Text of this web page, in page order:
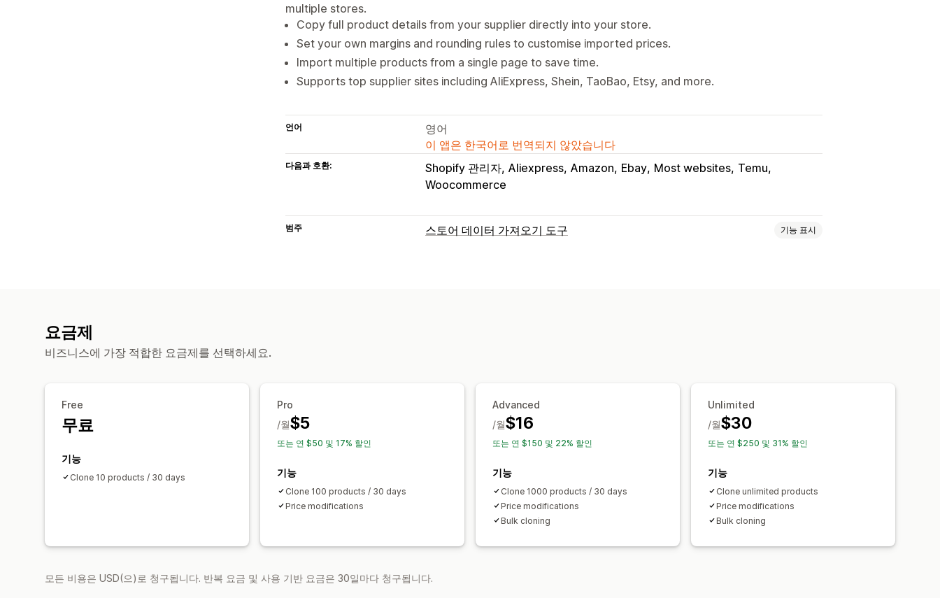
multiple stores.
Copy full product details from your supplier directly into your store.
Set your own margins and rounding rules to customise imported prices.
Import multiple products from a single page to save time.
Supports top supplier sites including AliExpress, Shein, TaoBao, Etsy, and more.
언어
영어
이 앱은 한국어로 번역되지 않았습니다
다음과 호환: Shopify 관리자 Aliexpress Amazon Ebay Most websites Temu
Woocommerce
범주 스토어 데이터 가져오기 도구 기능 표시
요금제
비즈니스에 가장 적합한 요금제를 선택하세요.
Free
무료
기능
Clone 10 products / 30 days
Pro
$5
/월
또는 연 $50 및 17% 할인
기능
Clone 100 products / 30 days
Price modifications
Advanced
$16
/월
또는 연 $150 및 22% 할인
기능
Clone 1000 products / 30 days
Price modifications
Bulk cloning
Unlimited
$30
/월
또는 연 $250 및 31% 할인
기능
Clone unlimited products
Price modifications
Bulk cloning
모든 비용은 USD(으)로 청구됩니다. 반복 요금 및 사용 기반 요금은 30일마다 청구됩니다.